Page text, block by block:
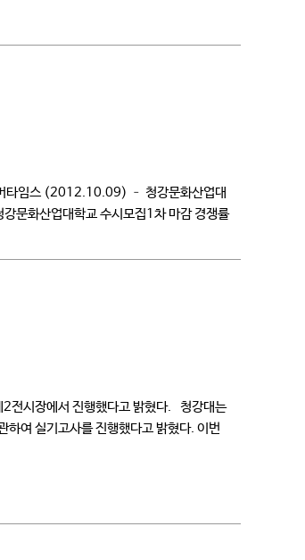
타임스 (2012.10.09) – 청강문화산업대
화산업대학교 수시모집1차 마감 경쟁률
2전시장에서 진행했다고 밝혔다. 청강대는
여 실기고사를 진행했다고 밝혔다. 이번